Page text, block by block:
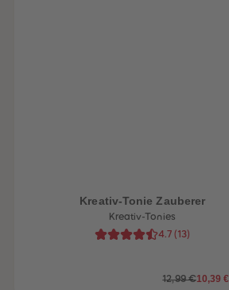
Kreativ-Tonie Zauberer
Kreativ-Tonies
4.7 (13)
12,99 €10,39 €